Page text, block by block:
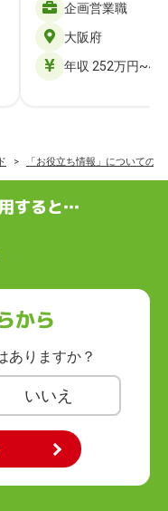
企画営業職
大阪府
年収 252万円
「お役立ち情報」についての
すると…
から
ありますか？
いいえ